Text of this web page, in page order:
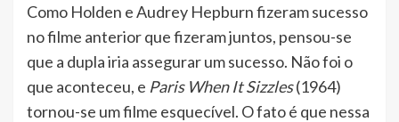
Como Holden e Audrey Hepburn fizeram sucesso
no filme anterior que fizeram juntos, pensou-se
que a dupla iria assegurar um sucesso. Não foi o
que aconteceu, e Paris When It Sizzles(1964)
tornou-se um filme esquecível. O fato é que nessa